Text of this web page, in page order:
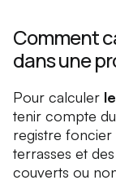
Comment
dans une
Pour calculer
tenir compte
registre foncier
terrasses et
couverts ou